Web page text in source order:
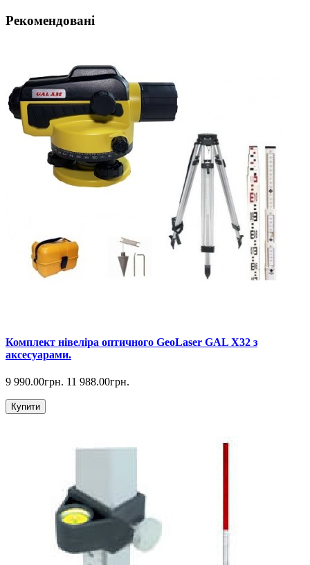
Рекомендовані
Комплект нівеліра оптичного GeoLaser GAL Х32 з
аксесуарами.
9 990.00грн. 11 988.00грн.
Купити